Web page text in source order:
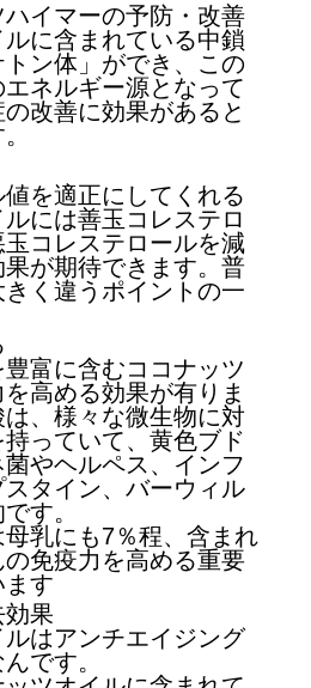
イマーの予防・改善
に含まれている中鎖
ン体」ができ、この
ネルギー源となって
改善に効果があると
を適正にしてくれる
には善玉コレステロ
コレステロールを減
が期待できます。普
く違うポイントの一
豊富に含むココナッツ
高める効果が有りま
、様々な微生物に対
っていて、黄色ブド
やヘルペス、インフ
タイン、バーウィル
す。
母乳にも7％程、含まれ
免疫力を高める重要
ます
果
ルはアンチエイジング
です。